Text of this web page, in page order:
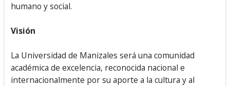
humano y social.
Visión
La Universidad de Manizales será una comunidad
académica de excelencia, reconocida nacional e
internacionalmente por su aporte a la cultura y al